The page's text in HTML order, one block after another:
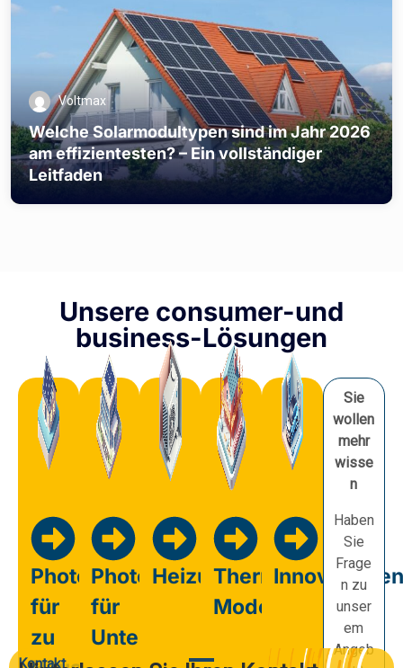
Voltmax
Welche Solarmodultypen sind im Jahr 2026
am effizientesten? – Ein vollständiger
Leitfaden
Unsere consumer-und
business-Lösungen
Photovoltaik
für
zu
Photovoltaik
für
Unternehmen
HeizungThermische
Modernisierung
Sie
wollen
mehr
wisse
n
Haben
Sie
Frage
n zu
unser
em
Angeb
Kontakt